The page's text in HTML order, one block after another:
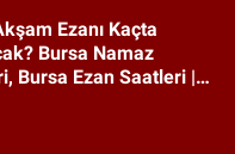
Ezanı Kaçta
Bursa Namaz
Bursa Ezan Saatleri |